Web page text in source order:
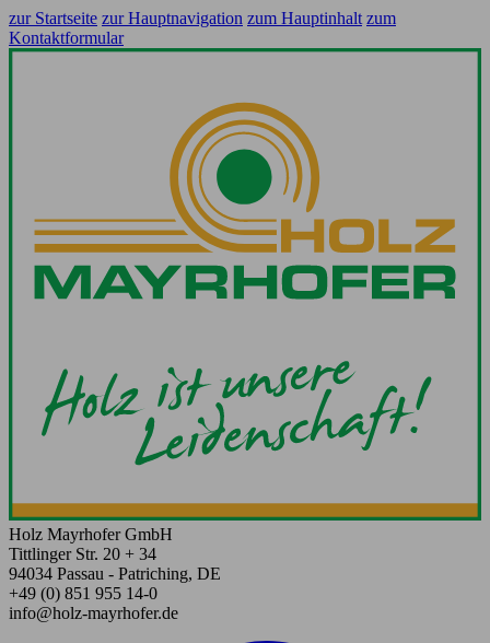
zur Startseite zur Hauptnavigation zum Hauptinhalt zum
Kontaktformular
Holz Mayrhofer GmbH
Tittlinger Str. 20 + 34
94034 Passau - Patriching, DE
+49 (0) 851 955 14-0
info@holz-mayrhofer.de